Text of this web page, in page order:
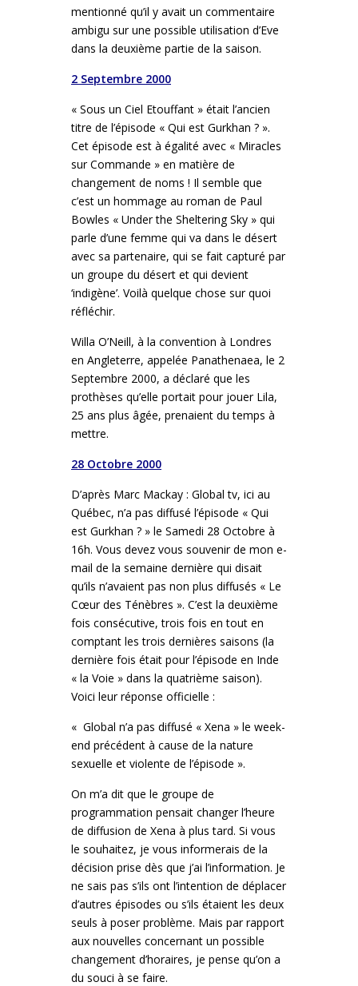
mentionné qu’il y avait un commentaire
ambigu sur une possible utilisation d’Eve
dans la deuxième partie de la saison.
2 Septembre 2000
« Sous un Ciel Etouffant » était l’ancien
titre de l’épisode « Qui est Gurkhan ? ».
Cet épisode est à égalité avec « Miracles
sur Commande » en matière de
changement de noms ! Il semble que
c’est un hommage au roman de Paul
Bowles « Under the Sheltering Sky » qui
parle d’une femme qui va dans le désert
avec sa partenaire, qui se fait capturé par
un groupe du désert et qui devient
‘indigène’. Voilà quelque chose sur quoi
réfléchir.
Willa O’Neill, à la convention à Londres
en Angleterre, appelée Panathenaea, le 2
Septembre 2000, a déclaré que les
prothèses qu’elle portait pour jouer Lila,
25 ans plus âgée, prenaient du temps à
mettre.
28 Octobre 2000
D’après Marc Mackay : Global tv, ici au
Québec, n’a pas diffusé l’épisode « Qui
est Gurkhan ? » le Samedi 28 Octobre à
16h. Vous devez vous souvenir de mon e-
mail de la semaine dernière qui disait
qu’ils n’avaient pas non plus diffusés « Le
Cœur des Ténèbres ». C’est la deuxième
fois consécutive, trois fois en tout en
comptant les trois dernières saisons (la
dernière fois était pour l’épisode en Inde
« la Voie » dans la quatrième saison).
Voici leur réponse officielle :
« Global n’a pas diffusé « Xena » le week-
end précédent à cause de la nature
sexuelle et violente de l’épisode ».
On m’a dit que le groupe de
programmation pensait changer l’heure
de diffusion de Xena à plus tard. Si vous
le souhaitez, je vous informerais de la
décision prise dès que j’ai l’information. Je
ne sais pas s’ils ont l’intention de déplacer
d’autres épisodes ou s’ils étaient les deux
seuls à poser problème. Mais par rapport
aux nouvelles concernant un possible
changement d’horaires, je pense qu’on a
du souci à se faire.